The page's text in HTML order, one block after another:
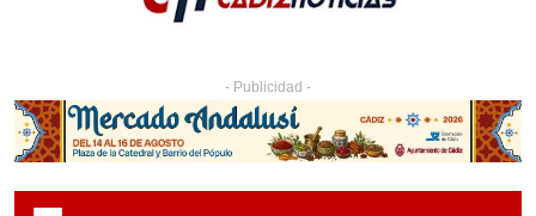
- Publicidad -